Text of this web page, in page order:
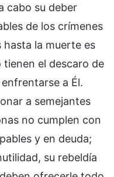
cabo su deber
de los crímenes
hasta la muerte es
el descaro de
a Él.
a semejantes
no cumplen con
y en deuda;
su rebeldía